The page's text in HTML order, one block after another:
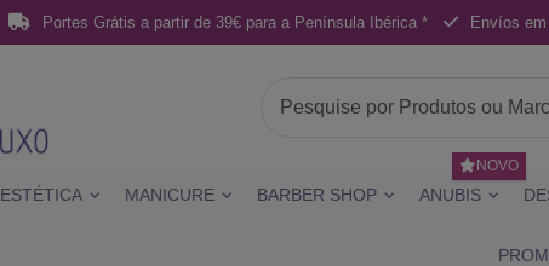
Portes Grátis a partir de 39€ para a Península Ibérica * Envíos
ESTÉTICA MANICURE BARBER SHOP ANUBIS
NOVO